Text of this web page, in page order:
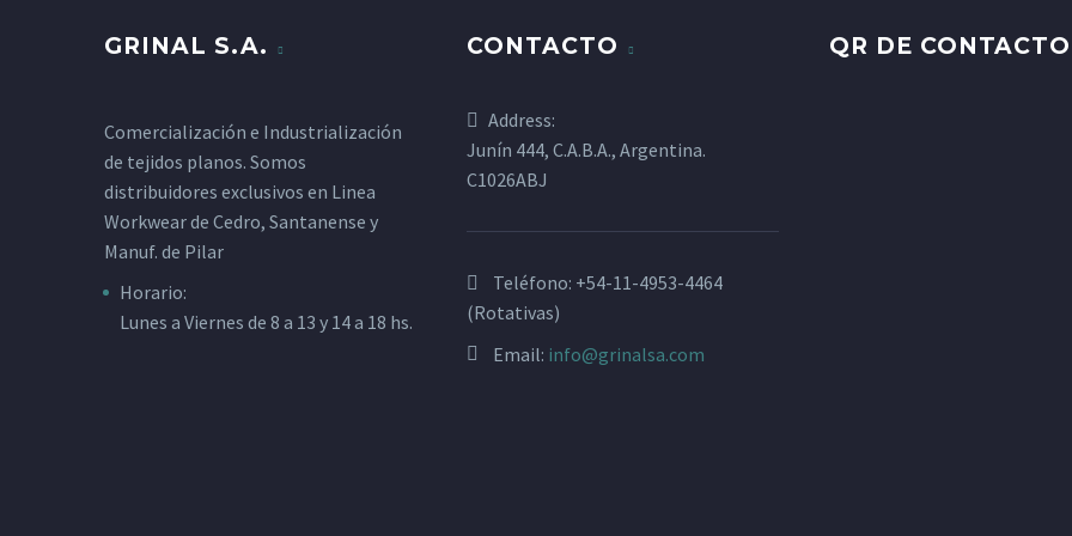
GRINAL S.A.
Comercialización e Industrialización
de tejidos planos. Somos
distribuidores exclusivos en Linea
Workwear de Cedro, Santanense y
Manuf. de Pilar
Horario:
Lunes a Viernes de 8 a 13 y 14 a 18 hs.
CONTACTO
Address:
Junín 444, C.A.B.A., Argentina.
C1026ABJ
Teléfono: +54-11-4953-4464
(Rotativas)
Email: info@grinalsa.com
QR DE CONTACTO